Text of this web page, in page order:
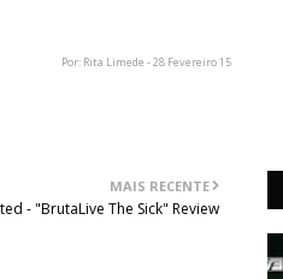
Por: Rita Limede - 28 Fevereiro 15
MAIS RECENTE
- "BrutaLive The Sick" Review